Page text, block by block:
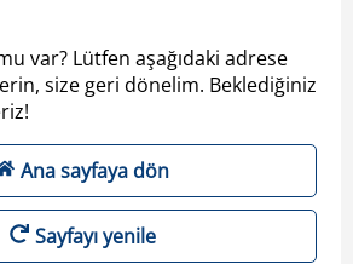
var? Lütfen aşağıdaki adrese
size geri dönelim. Beklediğiniz
Ana sayfaya dön
Sayfayı yenile